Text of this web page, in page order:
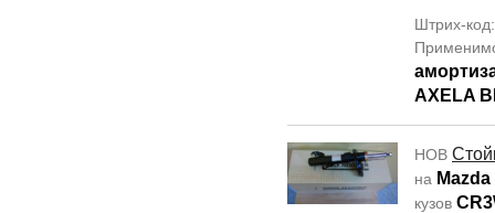
Штрих-
AXELA
НОВ
на
кузов